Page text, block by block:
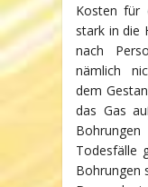
Kosten für
stark in die
nach
nämlich
dem
das Gas
Todesfälle
Bohrungen